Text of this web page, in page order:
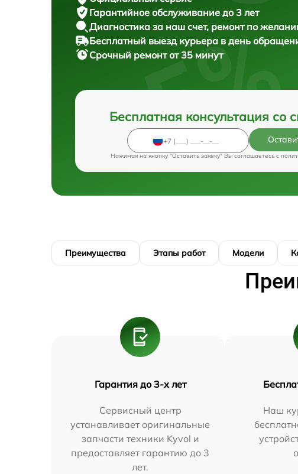
Гарантийное обслуживание до 3 лет
Диагностика за наш счет, ремонт по
Бесплатный выезд курьера в день
Срочный ремонтот 35 минут
Бесплатная консультация со
Нажимая на кнопку "Оставить заявку" Вы соглашаетесь c
Преимущества Этапы работ Модели
Гарантия до 3-х лет
Сервисный центр
устанавливает оригинальные
запчасти техники Kyvol и
предоставляет гарантию до 3
лет.
Наш